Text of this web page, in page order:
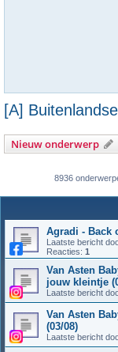
[A]
Nieuw onderwerp
8936
Agradi - Back
Laatste bericht
Reacties: 1
Van Asten
jouw kleintje
Laatste bericht
Van Asten
(03/08)
Laatste bericht